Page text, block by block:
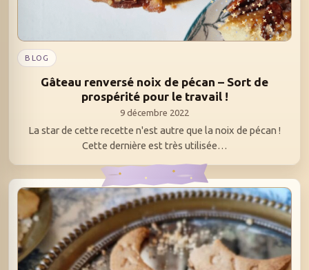
BLOG
Gâteau renversé noix de pécan – Sort de
prospérité pour le travail !
9 décembre 2022
La star de cette recette n'est autre que la noix de pécan !
Cette dernière est très utilisée…